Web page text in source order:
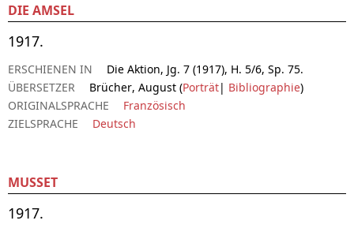
DIE AMSEL
1917.
ERSCHIENEN IN
Die Aktion, Jg. 7 (1917), H. 5/6, Sp. 75.
ÜBERSETZER
Brücher, August (Porträt| Bibliographie)
ORIGINALSPRACHE
Französisch
ZIELSPRACHE
Deutsch
MUSSET
1917.